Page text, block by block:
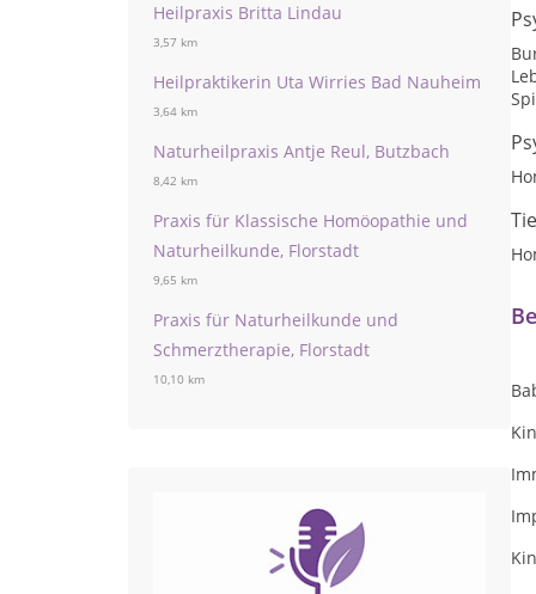
Heilpraxis Britta Lindau
3,57 km
Heilpraktikerin Uta Wirries Bad Nauheim
3,64 km
Naturheilpraxis Antje Reul, Butzbach
8,42 km
Praxis für Klassische Homöopathie und
Naturheilkunde, Florstadt
9,65 km
Praxis für Naturheilkunde und
Schmerztherapie, Florstadt
10,10 km